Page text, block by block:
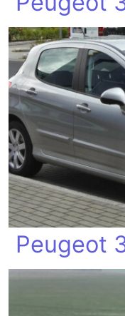
Peugeot